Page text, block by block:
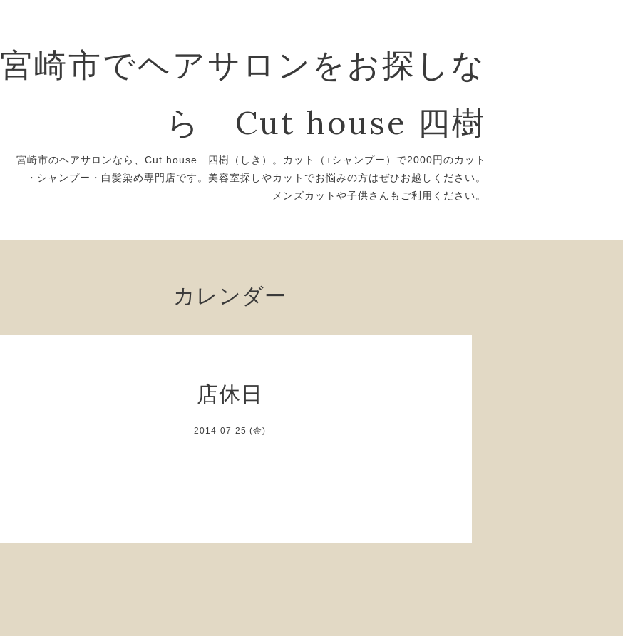
宮崎市でヘアサロンをお探しな
ら Cut house 四樹
宮崎市のヘアサロンなら、Cut house 四樹（しき）。カット（+シャンプー）で2000円のカット
・シャンプー・白髪染め専門店です。美容室探しやカットでお悩みの方はぜひお越しください。
メンズカットや子供さんもご利用ください。
カレンダー
店休日
2014-07-25 (金)